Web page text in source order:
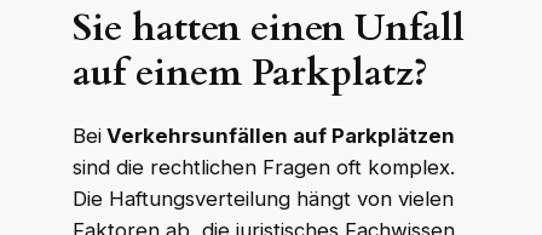
Sie hatten einen Unfall
auf einem Parkplatz?
BeiVerkehrsunfällen auf Parkplätzen
sind die rechtlichen Fragen oft komplex.
Die Haftungsverteilung hängt von vielen
Faktoren ab, die juristisches Fachwissen